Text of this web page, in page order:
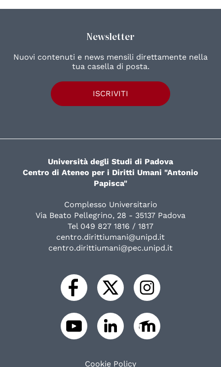
Newsletter
Nuovi contenuti e news mensili direttamente nella
tua casella di posta.
ISCRIVITI
Università degli Studi di Padova
Centro di Ateneo per i Diritti Umani "Antonio
Papisca"
Complesso Universitario
Via Beato Pellegrino, 28 - 35137 Padova
Tel 049 827 1816 / 1817
centro.dirittiumani@unipd.it
centro.dirittiumani@pec.unipd.it
Cookie Policy